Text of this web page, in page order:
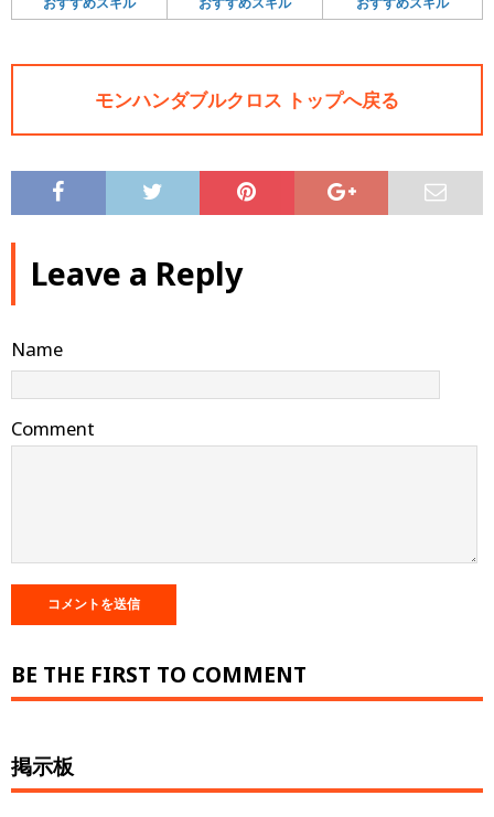
モンハンダブルクロス トップへ戻る
Leave a Reply
Name
Comment
BE THE FIRST TO COMMENT
掲示板